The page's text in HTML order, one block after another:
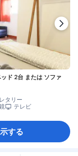
ド 2台 または ソファ
タリー
テレビ
する